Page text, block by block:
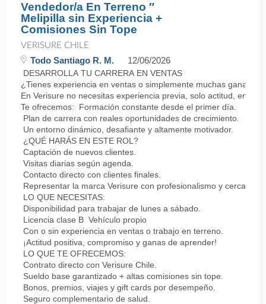
Vendedor/a En Terreno ″
Melipilla sin Experiencia +
Comisiones Sin Tope
VERISURE CHILE
Todo Santiago R. M. 12/06/2026
DESARROLLA TU CARRERA EN VENTAS
¿Tienes experiencia en ventas o simplemente muchas ganas
En Verisure no necesitas experiencia previa, solo actitud,
Te ofrecemos: Formación constante desde el primer día.
Plan de carrera con reales oportunidades de crecimiento.
Un entorno dinámico, desafiante y altamente motivador.
¿QUÉ HARÁS EN ESTE ROL?
Captación de nuevos clientes.
Visitas diarias según agenda.
Contacto directo con clientes finales.
Representar la marca Verisure con profesionalismo y cercanía.
LO QUE NECESITAS:
Disponibilidad para trabajar de lunes a sábado.
Licencia clase B Vehículo propio
Con o sin experiencia en ventas o trabajo en terreno.
¡Actitud positiva, compromiso y ganas de aprender!
LO QUE TE OFRECEMOS:
Contrato directo con Verisure Chile.
Sueldo base garantizado + altas comisiones sin tope.
Bonos, premios, viajes y gift cards por desempeño.
Seguro complementario de salud.